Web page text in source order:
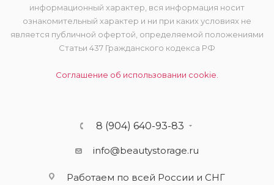
информационный характер, вся информация носит
ознакомительный характер и ни при каких условиях не
является публичной офертой, определяемой положениями
Статьи 437 Гражданского кодекса РФ
Соглашение об использовании cookie.
8 (904) 640-93-83
info@beautystorage.ru
Работаем по всей России и СНГ